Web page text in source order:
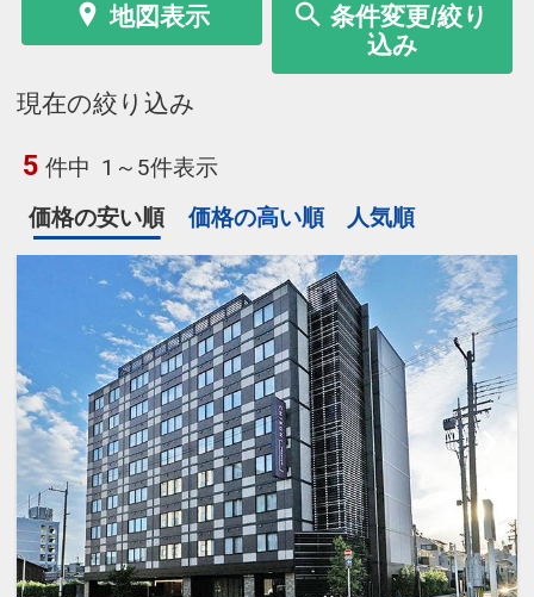
地図表示
条件変更/絞り
込み
現在の絞り込み
5 件中 1～5件表示
価格の安い順
価格の高い順 人気順